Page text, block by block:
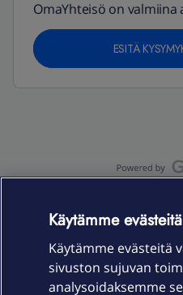
OmaYhteisö on valmiina
ESITÄ
Laitteet & liittymät
Käytämme
Käytämme evästeitä
sivuston sujuvan
analysoidaksemme